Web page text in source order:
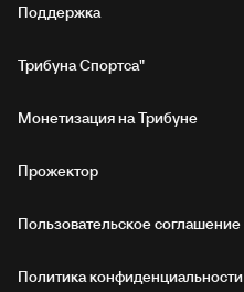
Поддержка
Трибуна Спортса"
Монетизация на Трибуне
Прожектор
Пользовательское соглашение
Политика конфиденциальности